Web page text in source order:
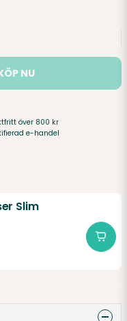
NU
över 800 kr
e-handel
Slim